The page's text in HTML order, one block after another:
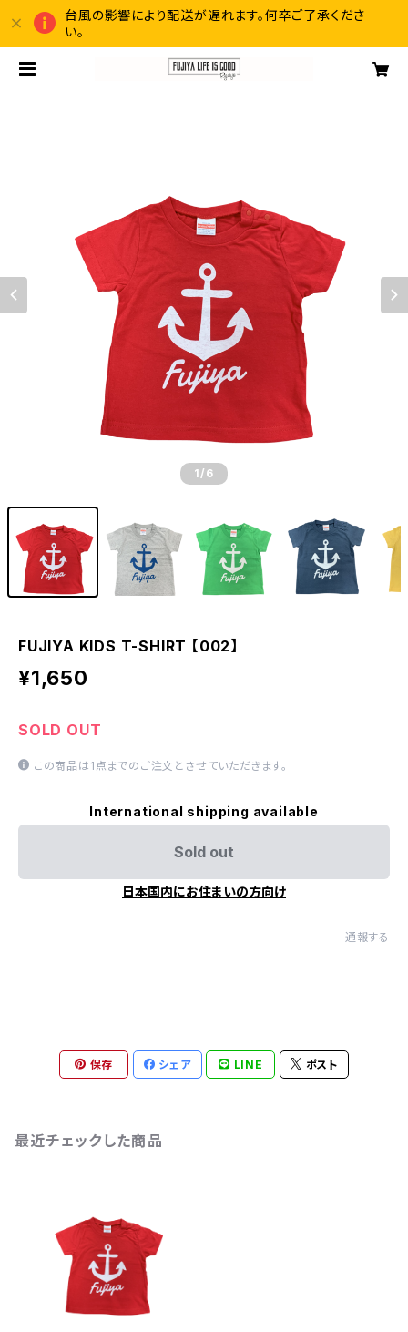
台風の影響により配送が遅れます。何卒ご了承くださ
い。
1 /6
FUJIYA KIDS T-SHIRT 【002】
¥1,650
SOLD OUT
この商品は1点までのご注文とさせていただきます。
International shipping available
Sold out
日本国内にお住まいの方向け
通報する
保存 シェア LINE ポスト
最近チェックした商品